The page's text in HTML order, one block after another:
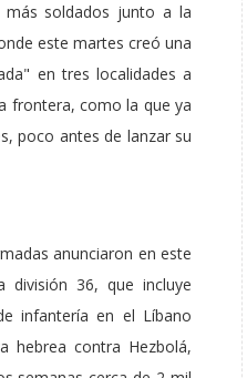
más soldados junto a la
este martes creó una
en tres localidades a
frontera, como la que ya
poco antes de lanzar su
anunciaron en este
división 36, que incluye
infantería en el Líbano
hebrea contra Hezbolá,